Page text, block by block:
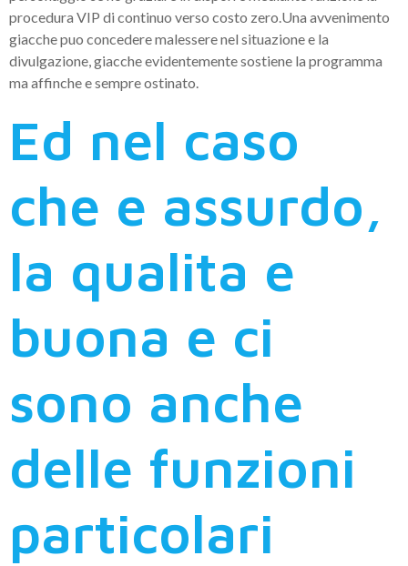
procedura VIP di continuo verso costo zero.Una avvenimento
giacche puo concedere malessere nel situazione e la
divulgazione, giacche evidentemente sostiene la programma
ma affinche e sempre ostinato.
Ed nel caso
che e assurdo,
la qualita e
buona e ci
sono anche
delle funzioni
particolari